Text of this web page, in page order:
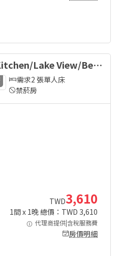
Lake View/Bed)
Assigned
需求2 張單人床
禁菸房
TWD3,610
1間 x 1晚 總價：TWD 3,610
代理商提供|含稅服務費
房價明細